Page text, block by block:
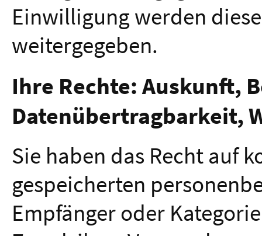
Einwilligung werden
weitergegeben.
Ihre Rechte: Auskunft,
Datenübertragbarkeit,
Sie haben das Recht auf
gespeicherten
Empfänger oder